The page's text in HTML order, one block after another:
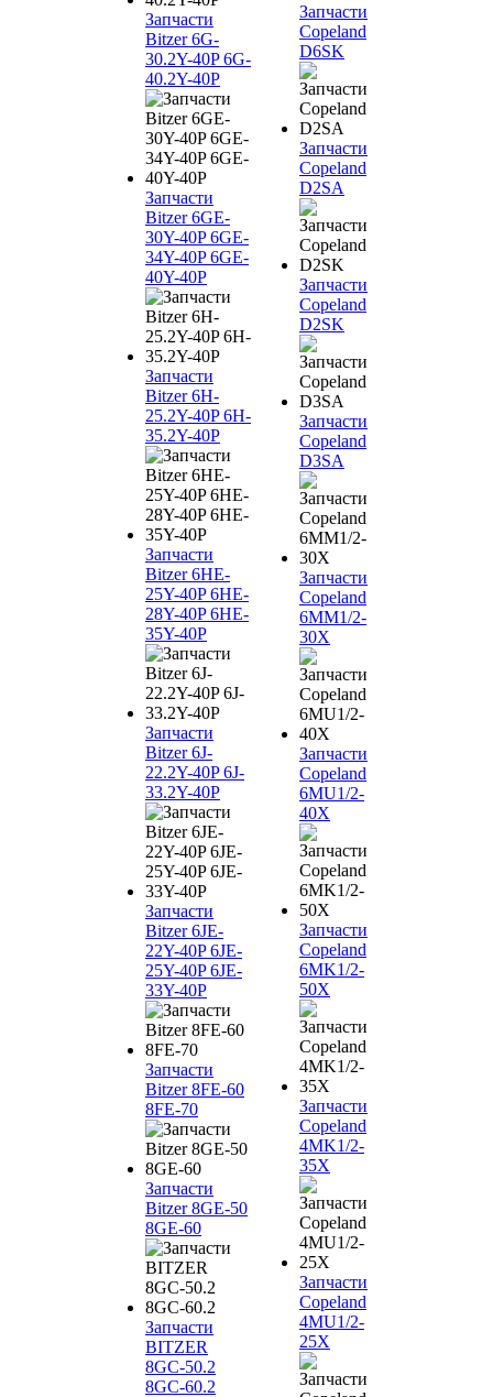
Запчасти
Bitzer 6G-
30.2Y-40P 6G-
40.2Y-40P
Запчасти
Bitzer 6GE-
30Y-40P 6GE-
34Y-40P 6GE-
40Y-40P
Запчасти
Bitzer 6H-
25.2Y-40P 6H-
35.2Y-40P
Запчасти
Bitzer 6HE-
25Y-40P 6HE-
28Y-40P 6HE-
35Y-40P
Запчасти
Bitzer 6J-
22.2Y-40P 6J-
33.2Y-40P
Запчасти
Bitzer 6JE-
22Y-40P 6JE-
25Y-40P 6JE-
33Y-40P
Запчасти
Bitzer 8FE-60
8FE-70
Запчасти
Bitzer 8GE-50
8GE-60
Запчасти
BITZER
8GC-50.2
8GC-60.2
Запчасти
Copeland
D6SK
Запчасти
Copeland
D2SA
Запчасти
Copeland
D2SK
Запчасти
Copeland
D3SA
Запчасти
Copeland
6MM1/2-
30X
Запчасти
Copeland
6MU1/2-
40X
Запчасти
Copeland
6MK1/2-
50X
Запчасти
Copeland
4MK1/2-
35X
Запчасти
Copeland
4MU1/2-
25X